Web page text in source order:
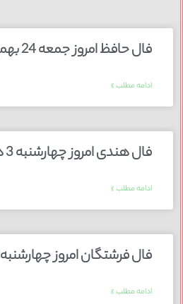
فال حافظ امروز جمعه 24 بهمن 1404
ادامه مطلب »
فال هندی امروز چهارشنبه 3 دی 1404
ادامه مطلب »
فال فرشتگان امروز چهارشنبه 3 دی 1404
ادامه مطلب »